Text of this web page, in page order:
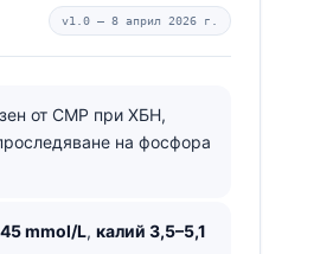
v1.0 — 8 април 2026 г.
от CMP при ХБН,
на фосфора
mmol/L, калий 3,5–5,1